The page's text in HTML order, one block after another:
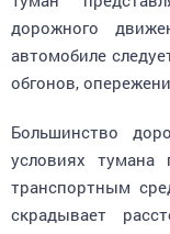
дорожного
автомобиле
обгонов,
условиях
транспортным
скрадывает
обычную